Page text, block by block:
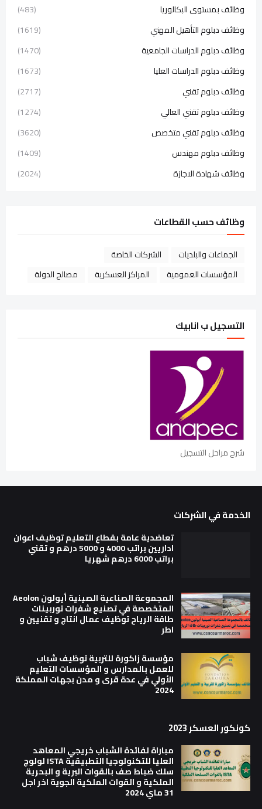
وظائف بمستوى البكالوريا
(483)
وظائف دبلوم التأهيل المهني
(1619)
وظائف دبلوم الدراسات الجامعية
(1470)
وظائف دبلوم الدراسات العليا
(1673)
وظائف دبلوم تقني
(2717)
وظائف دبلوم تقني العالي
(1274)
وظائف دبلوم تقني متخصص
(3620)
وظائف دبلوم مهندس
(1409)
وظائف شهادة الاجازة
(2024)
وظائف حسب القطاعات
الجماعات والبلديات
الشركات الخاصة
المؤسسات العمومية
المراكز العسكرية مصالح الدولة
التسجيل ب انابيك
شرح مراحل التسجيل
الخدمة في الشركات
تعاضدية عامة بقطاع التعليم توظيف اعوان
اداريين براتب 4000 و 5000 درهم و تقني
براتب 6000 درهم شهريا
المجموعة الصناعية الصينية أيولون Aeolon
المتخصصة في تصنيع شفرات توربينات
طاقة الرياح توظيف عمال انتاج و تقنيين و
اطر
مؤسسة زاكورة للتربية توظيف شباب
للعمل بالمدارس و المؤسسات التعليم
الأولي في عدة قرى و مدن بجهات المملكة
2024
كونكور العسكر 2023
مباراة لفائدة الشباب خريجي المعاهد
العليا للتكنولوجيا التطبيقية ISTA لولوج
سلك ضباط صف بالقوات البرية و البحرية
الملكية و القوات الملكية الجوية اخر اجل
31 ماي 2024